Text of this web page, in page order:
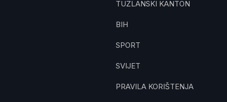
TUZLANSKI KANTON
BIH
SPORT
SVIJET
PRAVILA KORIŠTENJA